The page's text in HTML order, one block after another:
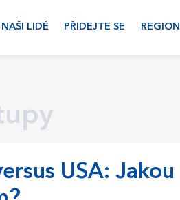
NAŠI LIDÉ PŘIDEJTE SE
USA: